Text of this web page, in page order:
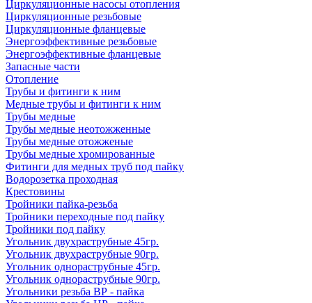
Циркуляционные насосы отопления
Циркуляционные резьбовые
Циркуляционные фланцевые
Энергоэффективные резьбовые
Энергоэффективные фланцевые
Запасные части
Отопление
Трубы и фитинги к ним
Медные трубы и фитинги к ним
Трубы медные
Трубы медные неотожженные
Трубы медные отожженые
Трубы медные хромированные
Фитинги для медных труб под пайку
Водорозетка проходная
Крестовины
Тройники пайка-резьба
Тройники переходные под пайку
Тройники под пайку
Угольник двухраструбные 45гр.
Угольник двухраструбные 90гр.
Угольник однораструбные 45гр.
Угольник однораструбные 90гр.
Угольники резьба ВР - пайка